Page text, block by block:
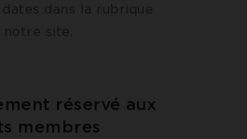
dans la rubrique
notre site.
réservé aux
membres